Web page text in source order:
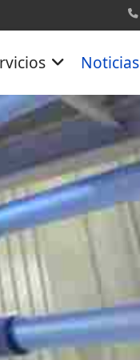
Noticias